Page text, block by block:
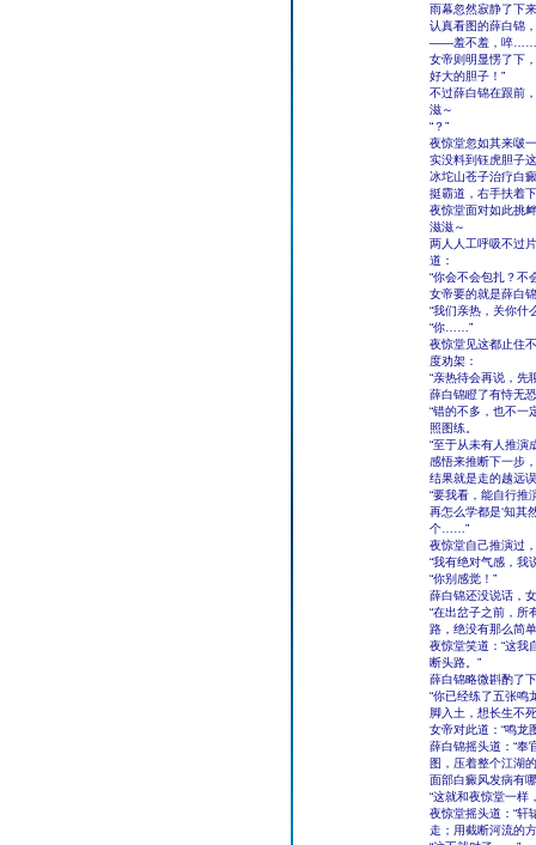
雨幕忽然寂静了下
认真看图的薛白锦
――羞不羞，啐……
女帝则明显愣了下
好大的胆子！”
不过薛白锦在跟前
滋～
“？”
夜惊堂忽如其来啵
实没料到钰虎胆子
冰坨山苍子治疗白
挺霸道，右手扶着
夜惊堂面对如此挑
滋滋～
两人人工呼吸不过
道：
“你会不会包扎？不
女帝要的就是薛白
“我们亲热，关你什
“你……”
夜惊堂见这都止住
度劝架：
“亲热待会再说，先
薛白锦瞪了有恃无
“错的不多，也不一
照图练。
“至于从未有人推演
感悟来推断下一步
结果就是走的越远
“要我看，能自行推
再怎么学都是‘知其
个……”
夜惊堂自己推演过
“我有绝对气感，
“你别感觉！”
薛白锦还没说话，
“在出岔子之前，所
路，绝没有那么简
夜惊堂笑道：“这我
断头路。”
薛白锦略微斟酌了
“你已经练了五张鸣
脚入土，想长生不
女帝对此道：“鸣龙
薛白锦摇头道：“奉
图，压着整个江湖
面部白癜风发病有
“这就和夜惊堂一样
夜惊堂摇头道：“轩
走；用截断河流的